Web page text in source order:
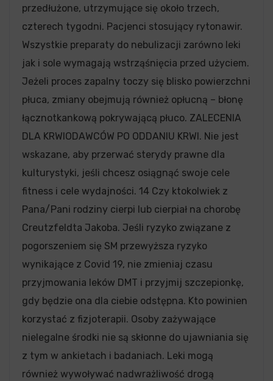
przedłużone, utrzymujące się około trzech,
czterech tygodni. Pacjenci stosujący rytonawir.
Wszystkie preparaty do nebulizacji zarówno leki
jak i sole wymagają wstrząśnięcia przed użyciem.
Jeżeli proces zapalny toczy się blisko powierzchni
płuca, zmiany obejmują również opłucną – błonę
łącznotkankową pokrywającą płuco. ZALECENIA
DLA KRWIODAWCÓW PO ODDANIU KRWI. Nie jest
wskazane, aby przerwać sterydy prawne dla
kulturystyki, jeśli chcesz osiągnąć swoje cele
fitness i cele wydajności. 14 Czy ktokolwiek z
Pana/Pani rodziny cierpi lub cierpiał na chorobę
Creutzfeldta Jakoba. Jeśli ryzyko związane z
pogorszeniem się SM przewyższa ryzyko
wynikające z Covid 19, nie zmieniaj czasu
przyjmowania leków DMT i przyjmij szczepionkę,
gdy będzie ona dla ciebie odstępna. Kto powinien
korzystać z fizjoterapii. Osoby zażywające
nielegalne środki nie są skłonne do ujawniania się
z tym w ankietach i badaniach. Leki mogą
również wywoływać nadwrażliwość drogą